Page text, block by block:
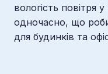
вологість повітря
одночасно, що
для будинків та